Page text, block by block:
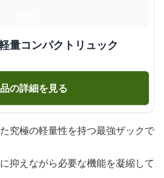
量コンパクトリュック
の詳細を見る
究極の軽量性を持つ最強ザックで
抑えながら必要な機能を凝縮して